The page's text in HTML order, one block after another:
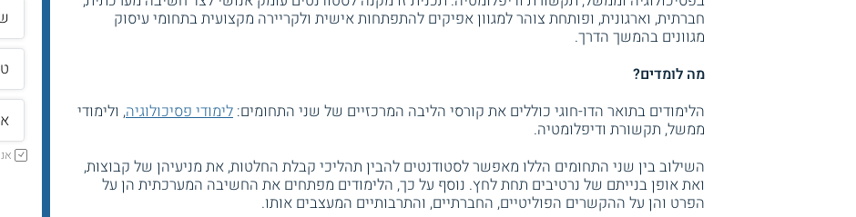
חברתית, וארגונית, ופותחת צוהר למגוון אפיקים להתפתחות אישית ולקריירה מקצועית בתחומי עיסוק
מגוונים בהמשך הדרך.
מה לומדים?
הלימודים בתואר הדו-חוגי כוללים את קורסי הליבה המרכזיים של שני התחומים: לימודי פסיכולוגיה, ולימודי
ממשל, תקשורת ודיפלומטיה.
השילוב בין שני התחומים הללו מאפשר לסטודנטים להבין תהליכי קבלת החלטות, את מניעיהן של קבוצות,
ואת אופן בנייתם של נרטיבים תחת לחץ. נוסף על כך, הלימודים מפתחים את החשיבה המערכתית הן על
הפרט והן על ההקשרים הפוליטיים, החברתיים, והתרבותיים המעצבים אותו.